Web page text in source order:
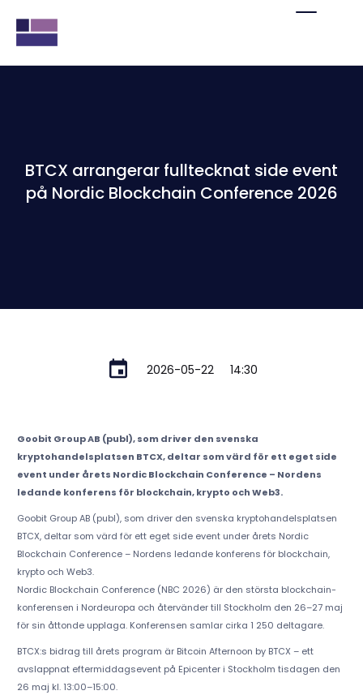
BTCX arrangerar fulltecknat side event
på Nordic Blockchain Conference 2026
2026-05-22 14:30
Goobit Group AB (publ), som driver den svenska
kryptohandelsplatsen BTCX, deltar som värd för ett eget side
event under årets Nordic Blockchain Conference – Nordens
ledande konferens för blockchain, krypto och Web3.
Goobit Group AB (publ), som driver den svenska kryptohandelsplatsen
BTCX, deltar som värd för ett eget side event under årets Nordic
Blockchain Conference – Nordens ledande konferens för blockchain,
krypto och Web3.
Nordic Blockchain Conference (NBC 2026) är den största blockchain-
konferensen i Nordeuropa och återvänder till Stockholm den 26–27 maj
för sin åttonde upplaga. Konferensen samlar cirka 1 250 deltagare.
BTCX:s bidrag till årets program är Bitcoin Afternoon by BTCX – ett
avslappnat eftermiddagsevent på Epicenter i Stockholm tisdagen den
26 maj kl. 13:00–15:00.